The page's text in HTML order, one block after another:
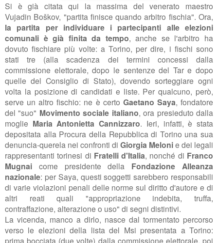
Si è già citata qui la massima del venerato maestro
Vujadin Boškov, "partita finisce quando arbitro fischia". Ora,
la partita per individuare i partecipanti alle elezioni
comunali è già finita da tempo, anche se l'arbitro ha
dovuto fischiare più volte: a Torino, per dire, i fischi sono
stati tre (alla scadenza dei termini concessi dalla
commissione elettorale, dopo le sentenze del Tar e dopo
quelle del Consiglio di Stato), dovendo sorteggiare ogni
volta la posizione di candidati e liste. Per qualcuno, però,
serve un altro fischio: ne è certo Gaetano Saya, fondatore
del "suo" Movimento sociale italiano, ora presieduto dalla
moglie Maria Antonietta Cannizzaro. Ieri, infatti, è stata
depositata alla Procura della Repubblica di Torino una sua
denuncia-querela nei confronti di Giorgia Melonie dei legali
rappresentanti torinesi di Fratelli d'Italia, nonché di Franco
Mugnai come presidente della Fondazione Alleanza
nazionale: per Saya, questi soggetti sarebbero responsabili
di varie violazioni penali delle norme sul diritto d'autore e di
altri reati quali "appropriazione indebita, truffa,
contraffazione, alterazione o uso" di segni distintivi.
La vicenda, manco a dirlo, nasce dal tormentato percorso
verso le elezioni della lista del Msi presentata a Torino:
prima bocciata (due volte) dalla commissione elettorale, poi